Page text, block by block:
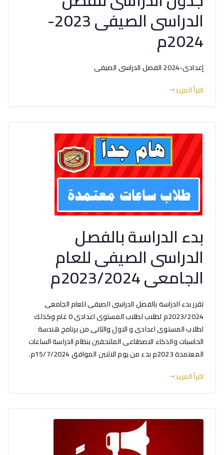
الدراسى الصيفى 2023-
2024م
إعدادى-2024 الفصل الدراسى الصيفى
اقرأ المزيد
بدء الدراسة بالفصل
الدراسى الصيفى للعام
الجامعى 2023/2024م
تقرر بدء الدراسة بالفصل الدراسى الصيفى للعام الجامعى
2023/2024م لطلاب لطلاب المستوى اعدادى 0 عام وكذلك
لطلاب المستوى اعدادى و الاول والثانى من برنامج هندسة
الحاسبات والذكاء الاصطناعى الملتحقين بنظام الدراسة الساعات
المعتمدة 2023م بدء من يوم الاثنين الموافق 15/7/2024م.
اقرأ المزيد